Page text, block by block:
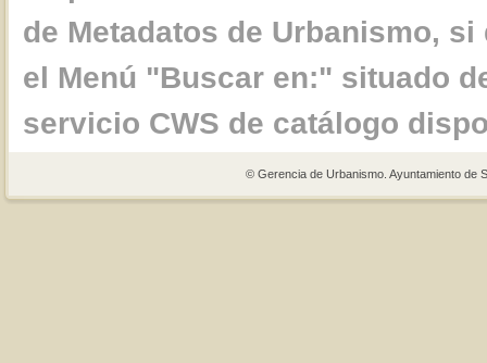
de Metadatos de Urbanismo,
el Menú "Buscar en:" situado
servicio CWS de catálogo
© Gerencia de Urbanismo. Ayuntamiento de